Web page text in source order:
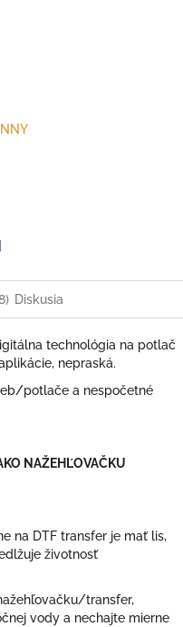
Diskusia
technológia na potlač
nepraská.
potlače a nespočetné
NAŽEHĽOVAČKU
na DTF transfer je mať lis,
životnosť
transfer,
vody a nechajte mierne